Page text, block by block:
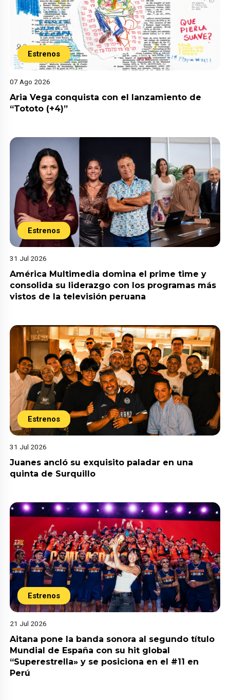
Estrenos
07 Ago 2026
Aria Vega conquista con el lanzamiento de
“Tototo (+4)”
Estrenos
31 Jul 2026
América Multimedia domina el prime time y
consolida su liderazgo con los programas más
vistos de la televisión peruana
Estrenos
31 Jul 2026
Juanes ancló su exquisito paladar en una
quinta de Surquillo
Estrenos
21 Jul 2026
Aitana pone la banda sonora al segundo título
Mundial de España con su hit global
“Superestrella» y se posiciona en el #11 en
Perú